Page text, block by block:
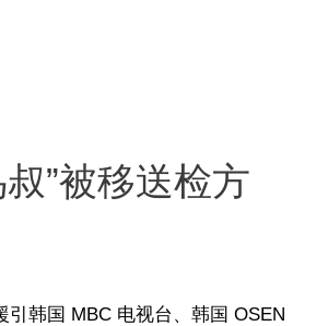
”被移送检方
引韩国 MBC 电视台、韩国 OSEN